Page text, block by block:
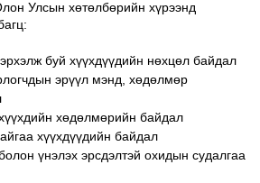
Улсын хөтөлбөрийн хүрээнд
буй хүүхдүүдийн нөхцөл байдал
эрүүл мэнд, хөдөлмөр
хөдөлмөрийн байдал
хүүхдүүдийн байдал
үнэлэх эрсдэлтэй охидын судалгаа